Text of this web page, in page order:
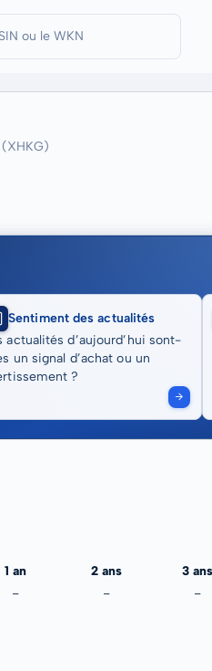
(XHKG)
Sentiment des actualités
actualités d’aujourd’hui sont-
un signal d’achat ou un
?
1 an
-
2 ans
-
3 ans
-